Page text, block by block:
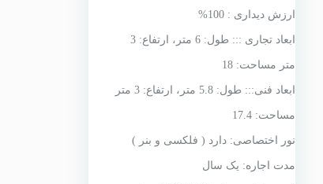
ارزش دیداری : 100%
ابعاد تجاری ::: طول: 6 متر، ارتفاع: 3
متر مساحت: 18
ابعاد فنی::: طول: 5.8 متر، ارتفاع: 3 متر
مساحت: 17.4
نور اختصاصی: دارد ( فلکسی و بنر )
مدت اجاره: یک سال